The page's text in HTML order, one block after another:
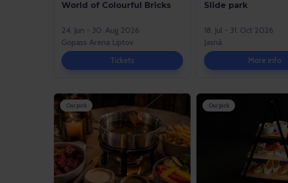
World of Colourful Bricks
24. Jun - 30. Aug 2026
Gopass Arena Liptov
Tickets
Slide park
18. Jul - 31. Oct 2026
Jasná
More info
Our pick Our pick